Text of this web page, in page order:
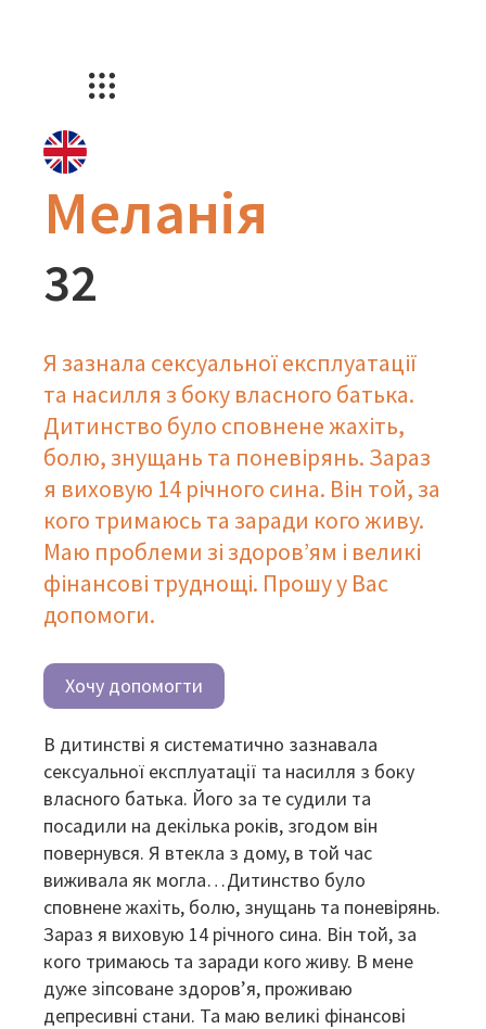
Меланія
32
Я зазнала сексуальної експлуатації
та насилля з боку власного батька.
Дитинство було сповнене жахіть,
болю, знущань та поневірянь. Зараз
я виховую 14 річного сина. Він той, за
кого тримаюсь та заради кого живу.
Маю проблеми зі здоров’ям і великі
фінансові труднощі. Прошу у Вас
допомоги.
Хочу допомогти
В дитинстві я систематично зазнавала
сексуальної експлуатації та насилля з боку
власного батька. Його за те судили та
посадили на декілька років, згодом він
повернувся. Я втекла з дому, в той час
виживала як могла…Дитинство було
сповнене жахіть, болю, знущань та поневірянь.
Зараз я виховую 14 річного сина. Він той, за
кого тримаюсь та заради кого живу. В мене
дуже зіпсоване здоров’я, проживаю
депресивні стани. Та маю великі фінансові